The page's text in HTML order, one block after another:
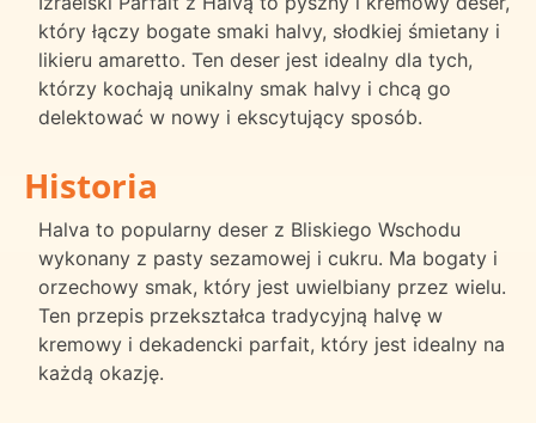
który łączy bogate smaki halvy, słodkiej śmietany i
likieru amaretto. Ten deser jest idealny dla tych,
którzy kochają unikalny smak halvy i chcą go
delektować w nowy i ekscytujący sposób.
Historia
Halva to popularny deser z Bliskiego Wschodu
wykonany z pasty sezamowej i cukru. Ma bogaty i
orzechowy smak, który jest uwielbiany przez wielu.
Ten przepis przekształca tradycyjną halvę w
kremowy i dekadencki parfait, który jest idealny na
każdą okazję.